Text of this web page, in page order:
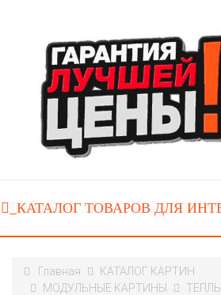
Главная
КАТАЛОГ КАРТИН
МОДУЛЬНЫЕ КАРТИНЫ